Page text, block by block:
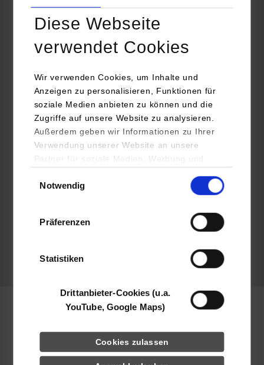
Diese Webseite
verwendet Cookies
Wir verwenden Cookies, um Inhalte und
Anzeigen zu personalisieren, Funktionen für
soziale Medien anbieten zu können und die
Zugriffe auf unsere Website zu analysieren.
Außerdem geben wir Informationen zu Ihrer
Verwendung unserer Website an unsere
Partner für soziale Medien, Werbung und
YouTube, Google Maps) führen diese
Daten zusammen, die Sie ihnen bereitgestellt
haben oder die sie im Rahmen Ihrer Nutzung
Notwendig
Präferenzen
Statistiken
Drittanbieter-Cookies (u.a.
YouTube, Google Maps)
Cookies zulassen
Maschinenbau / Konstruktion und Entwicklung
ARBURG GmbH + Co KG
www.arburg.com
Rico Haas
07446/33-2115
rico_haas@arburg.com
ARBURG GmbH + Co KG